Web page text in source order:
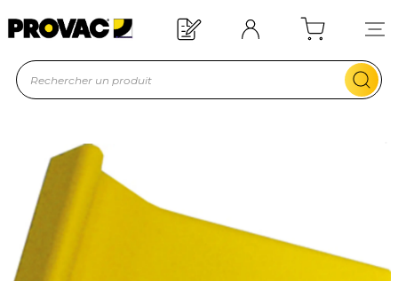
Offre de bienvenue : 20€ offerts !
En savoir plus